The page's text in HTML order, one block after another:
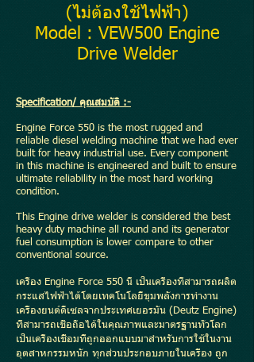
(ไม่ต้องใช้ไฟฟ้า)
Model : VEW500 Engine
Drive Welder
Specification/ คุณสมบัติ :-
Engine Force 550 is the most rugged and
reliable diesel welding machine that we had ever
built for heavy industrial use. Every component
in this machine is engineered and built to ensure
ultimate reliability in the most hard working
condition.
This Engine drive welder is considered the best
heavy duty machine all round and its generator
fuel consumption is lower compare to other
conventional source.
เครื่อง Engine Force 550 นี้ เป็นเครื่องที่สามารถผลิต
กระแสไฟฟ้าได้โดยเทคโนโลยีขุมพลังการทำงาน
เครื่องยนต์ดีเซลจากประเทศเยอรมัน (Deutz Engine)
ที่สามารถเชื่อถือได้ในคุณภาพและมาตรฐานทั่วโลก
เป็นเครื่องเชื่อมที่ถูกออกแบบมาสำหรับการใช้ในงาน
อุตสาหกรรมหนัก ทุกส่วนประกอบภายในเครื่อง ถูก